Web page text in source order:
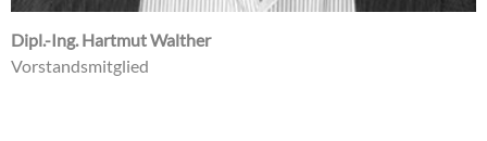
Dipl.-Ing. Hartmut Walther
Vorstandsmitglied